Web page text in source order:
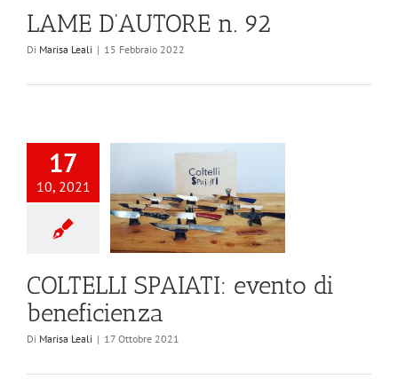
LAME D’AUTORE n. 92
Di Marisa Leali | 15 Febbraio 2022
17
10, 2021
COLTELLI SPAIATI: evento di
beneficienza
Di Marisa Leali | 17 Ottobre 2021